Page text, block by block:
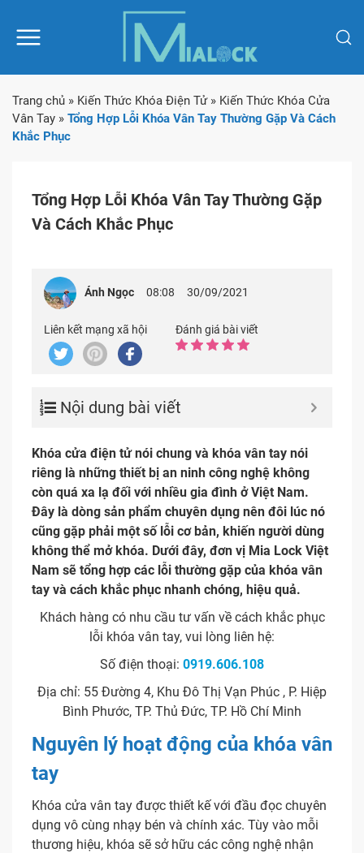
Trang chủ » Kiến Thức Khóa Điện Tử» Kiến Thức Khóa Cửa
Vân Tay » Tổng Hợp Lỗi Khóa Vân Tay Thường Gặp Và Cách
Khắc Phục
Tổng Hợp Lỗi Khóa Vân Tay Thường Gặp
Và Cách Khắc Phục
Ánh Ngọc 08:08 30/09/2021
Liên kết mạng xã hội Đánh giá bài viết
Nội dung bài viết
Khóa cửa điện tử nói chung và khóa vân tay nói
riêng là những thiết bị an ninh công nghệ không
còn quá xa lạ đối với nhiều gia đình ở Việt Nam.
Đây là dòng sản phẩm chuyên dụng nên đôi lúc nó
cũng gặp phải một số lỗi cơ bản, khiến người dùng
không thể mở khóa. Dưới đây, đơn vị Mia Lock Việt
Nam sẽ tổng hợp các lỗi thường gặp của khóa vân
tay và cách khắc phục nhanh chóng, hiệu quả.
Khách hàng có nhu cầu tư vấn về cách khắc phục
lỗi khóa vân tay, vui lòng liên hệ:
Số điện thoại: 0919.606.108
Địa chỉ: 55 Đường 4, Khu Đô Thị Vạn Phúc , P. Hiệp
Bình Phước, TP. Thủ Đức, TP. Hồ Chí Minh
Nguyên lý hoạt động của khóa vân
tay
Khóa cửa vân tay được thiết kế với đầu đọc chuyên
dụng vô cùng nhạy bén và chính xác. Tùy vào mỗi
thương hiệu, khóa sẽ sở hữu các công nghệ nhận